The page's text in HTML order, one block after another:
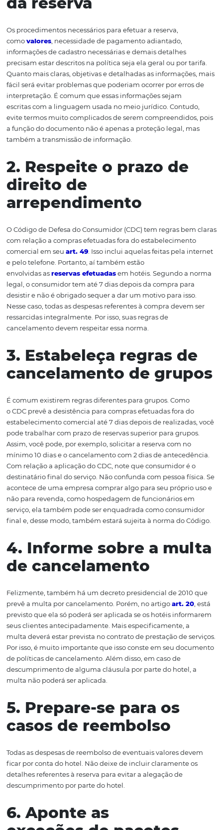
regras em torno do processo de cancelamento de sua
1. Seja claro quanto
às regras de
da reserva
Os procedimentos necessários para efetuar a reserva,
comovalores, necessidade de pagamento adiantado,
precisam estar descritos na política seja ela geral ou por
Quanto mais claras, objetivas e detalhadas as
fácil será evitar problemas que poderiam ocorrer por
interpretação. É comum que essas informações sejam
evite termos muito complicados de serem
a função do documento não é apenas a proteção legal,
também a transmissão de informação.
2. Respeite o prazo de
direito de
arrependimento
O Código de Defesa do Consumidor (CDC) tem regras
com relação a compras efetuadas fora do
e pelo telefone. Portanto, aí também estão
envolvidas asreservas efetuadasem hotéis. Segundo
legal, o consumidor tem até 7 dias depois da compra
desistir e não é obrigado sequer a dar um motivo para
Nesse caso, todas as despesas referentes à compra
ressarcidas integralmente. Por isso, suas regras de
cancelamento devem respeitar essa norma.
3. Estabeleça regras
cancelamento de
É comum existirem regras diferentes para grupos. Como
o CDC prevê a desistência para compras efetuadas fora
pode trabalhar com prazo de reservas superior para
Assim, você pode, por exemplo, solicitar a reserva com
mínimo 10 dias e o cancelamento com 2 dias de
Com relação a aplicação do CDC, note que consumidor
destinatário final do serviço. Não confunda com pessoa
acontece de uma empresa comprar algo para seu
não para revenda, como hospedagem de funcionários
final e, desse modo, também estará sujeita à norma do
4. Informe sobre a
de cancelamento
Felizmente, também há um decreto presidencial de
previsto que ela só poderá ser aplicada se os hotéis
seus clientes antecipadamente. Mais especificamente, a